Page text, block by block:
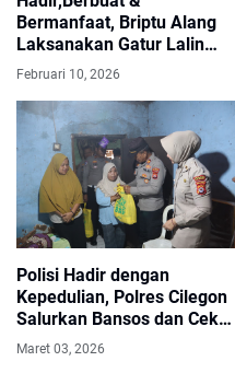
Bermanfaat, Briptu Alang
Laksanakan Gatur Lalin
Sore Hari Di Simpang Jalan
Februari 10, 2026
Polisi Hadir dengan
Kepedulian, Polres Cilegon
Salurkan Bansos dan Cek
RTLH Warga Lansia di
Gerogol
Maret 03, 2026